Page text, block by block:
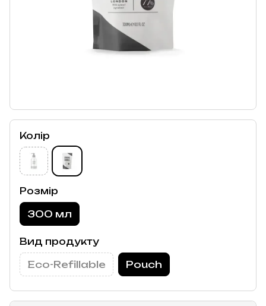
Колір
Розмір
300 мл
Вид продукту
Eco-Refillable Pouch